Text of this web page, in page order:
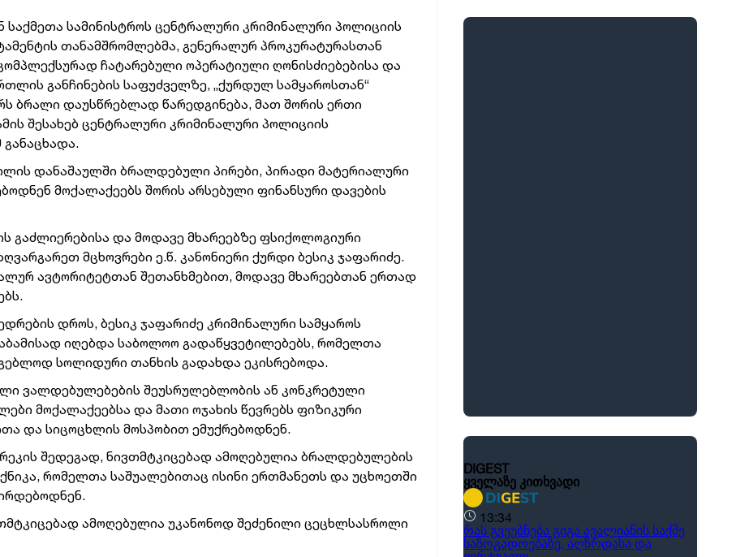
საქმეთა სამინისტროს ცენტრალური კრიმინალური პოლიციის
თანამშრომლებმა, გენერალურ პროკურატურასთან
ჩატარებული ოპერატიული ღონისძიებებისა და
განჩინების საფუძველზე, „ქურდულ სამყაროსთან“
ბრალი დაუსწრებლად წარედგინება, მათ შორის ერთი
შესახებ ცენტრალური კრიმინალური პოლიციის
დანაშაულში ბრალდებული პირები, პირადი მატერიალური
მოქალაქეებს შორის არსებული ფინანსური დავების
გაძლიერებისა და მოდავე მხარეებზე ფსიქოლოგიური
მცხოვრები ე.წ. კანონიერი ქურდი ბესიკ ჯაფარიძე.
ავტორიტეტთან შეთანხმებით, მოდავე მხარეებთან ერთად
დროს, ბესიკ ჯაფარიძე კრიმინალური სამყაროს
იღებდა საბოლოო გადაწყვეტილებებს, რომელთა
სოლიდური თანხის გადახდა ეკისრებოდა.
ვალდებულებების შეუსრულებლობის ან კონკრეტული
მოქალაქეებსა და მათი ოჯახის წევრებს ფიზიკური
და სიცოცხლის მოსპობით ემუქრებოდნენ.
შედეგად, ნივთმტკიცებად ამოღებულია ბრალდებულების
რომელთა საშუალებითაც ისინი ერთმანეთს და უცხოეთში
ამოღებულია უკანონოდ შეძენილი ცეცხლსასროლი